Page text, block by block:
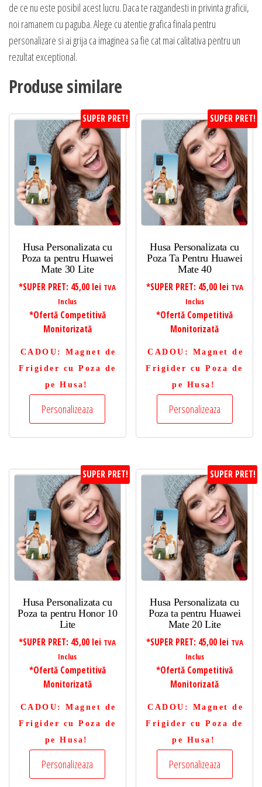
de ce nu este posibil acest lucru. Daca te razgandesti in privinta graficii,
noi ramanem cu paguba. Alege cu atentie grafica finala pentru
personalizare si ai grija ca imaginea sa fie cat mai calitativa pentru un
rezultat exceptional.
Produse similare
SUPER PRET!
Husa Personalizata cu
Poza ta pentru Huawei
Mate 30 Lite
*SUPER PRET: 45,00 lei TVA
Inclus
*Ofertă Competitivă
Monitorizată
CADOU : Magnet de
Frigider cu Poza de
pe Husa!
Personalizeaza
SUPER PRET!
Husa Personalizata cu
Poza Ta Pentru Huawei
Mate 40
*SUPER PRET: 45,00 lei TVA
Inclus
*Ofertă Competitivă
Monitorizată
CADOU : Magnet de
Frigider cu Poza de
pe Husa!
Personalizeaza
SUPER PRET!
Husa Personalizata cu
Poza ta pentru Honor 10
Lite
*SUPER PRET: 45,00 lei TVA
Inclus
*Ofertă Competitivă
Monitorizată
CADOU : Magnet de
Frigider cu Poza de
pe Husa!
Personalizeaza
SUPER PRET!
Husa Personalizata cu
Poza ta pentru Huawei
Mate 20 Lite
*SUPER PRET: 45,00 lei TVA
Inclus
*Ofertă Competitivă
Monitorizată
CADOU : Magnet de
Frigider cu Poza de
pe Husa!
Personalizeaza